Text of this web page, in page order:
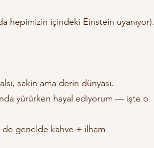
hepimizin içindeki Einstein uyanıyor).
sakin ama derin dünyası.
yürürken hayal ediyorum — işte o
genelde kahve + ilham